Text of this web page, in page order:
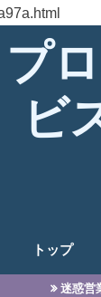
プ
ビ
トップ
迷惑営